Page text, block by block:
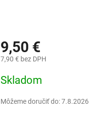
9,50 €
7,90 € bez DPH
cena:
Skladom
Môžeme doručiť do:7.8.2026